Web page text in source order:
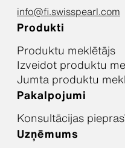
info@fi.swisspearl.com
Produkti
Produktu meklētājs
Izveidot produktu
Jumta produktu
Pakalpojumi
Konsultācijas
Uzņēmums